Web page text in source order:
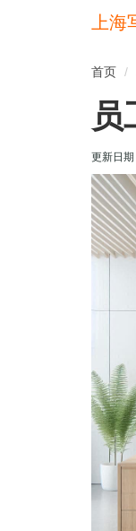
上
首页
更新日期